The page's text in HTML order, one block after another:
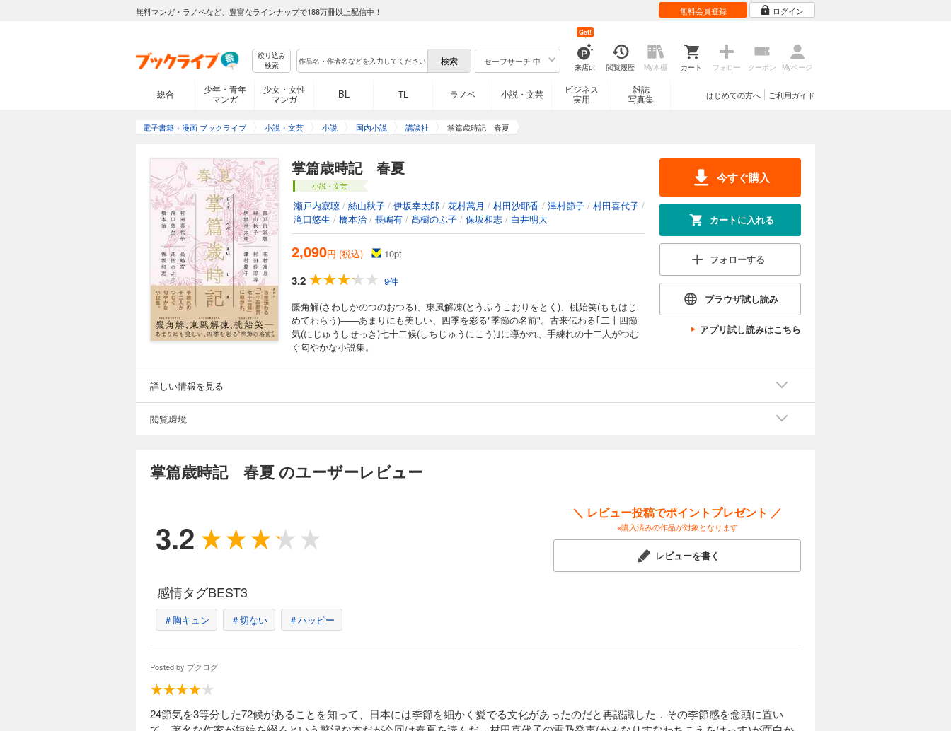
無料マンガ・ラノベなど、豊富なラインナップで188万冊以上配信中！ 無料会員登録 ログイン
絞り込み
検索
セーフサーチ 中
来店pt
Get!
閲覧履歴 My本棚 カート フォロー クーポン Myページ
総合
少年・青年
マンガ
少女・女性
マンガ
BL TL ラノベ 小説・文芸
ビジネス
実用
雑誌
写真集
ご利用ガイド
はじめての方へ
電子書籍・漫画 ブックライブ 小説・文芸 小説 国内小説 講談社 掌篇歳時記 春夏
掌篇歳時記 春夏
小説・文芸
瀬戸内寂聴 / 絲山秋子 / 伊坂幸太郎 / 花村萬月 / 村田沙耶香 / 津村節子 / 村田喜代子 /
滝口悠生 / 橋本治 / 長嶋有 / 髙樹のぶ子 / 保坂和志 / 白井明大
2,090円 (税込) 10pt
3.2
9件
麋角解(さわしかのつのおつる)、東風解凍(とうふうこおりをとく)、桃始笑(ももはじ
めてわらう)――あまりにも美しい、四季を彩る"季節の名前"。古来伝わる｢二十四節
気(にじゅうしせっき)七十二候(しちじゅうにこう)｣に導かれ、手練れの十二人がつむ
ぐ匂やかな小説集。
今すぐ購入
カートに入れる
フォローする
ブラウザ試し読み
アプリ試し読みはこちら
詳しい情報を見る
閲覧環境
掌篇歳時記 春夏 のユーザーレビュー
3.2
＼ レビュー投稿でポイントプレゼント ／
※購入済みの作品が対象となります
レビューを書く
感情タグBEST3
＃胸キュン ＃切ない ＃ハッピー
Posted by ブクログ
24節気を3等分した72候があることを知って、日本には季節を細かく愛でる文化があったのだと再認識した．その季節感を念頭に置い